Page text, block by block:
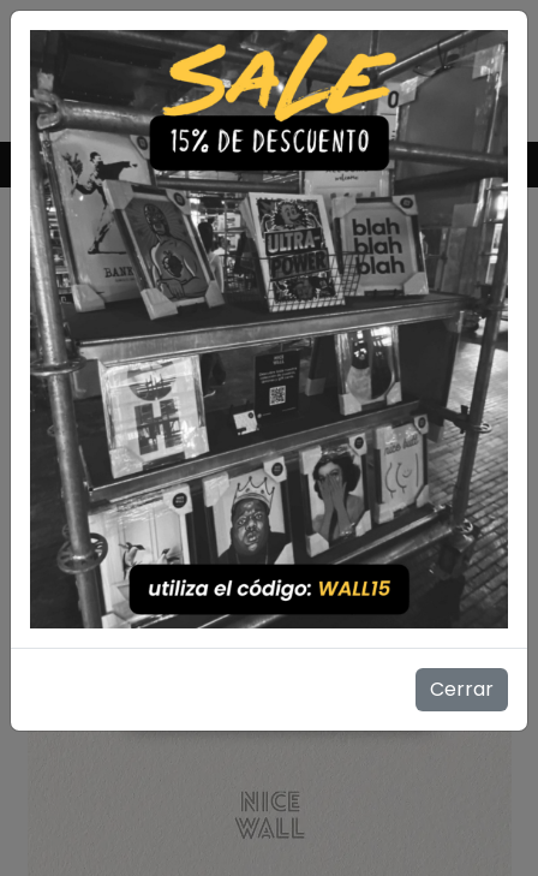
Envío Gratis a todo Chile comprando 3 o más productos
Cerrar